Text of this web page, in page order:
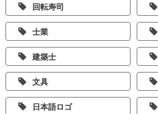
回転寿司
士業
建築士
文具
日本語ロゴ